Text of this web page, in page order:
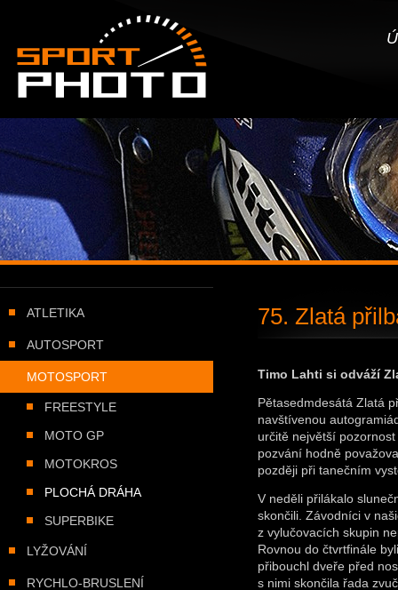
SportPHOTO.cz -Úvodní stránka
75. Zlatá
Timo Lahti si odváží
Pětasedmdesátá Zlatá
navštívenou
určitě největší
pozvání hodně
později při tanečním
V neděli přilákalo
skončili. Závodníci v
z vylučovacích skupin
Rovnou do čtvrtfinále
přibouchl dveře před
s nimi skončila řada
ATLETIKA
AUTOSPORT
MOTOSPORT
FREESTYLE
MOTO GP
MOTOKROS
PLOCHÁ DRÁHA
SUPERBIKE
LYŽOVÁNÍ
RYCHLO-BRUSLENÍ